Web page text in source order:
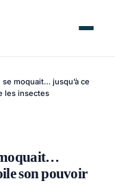
moquait… jusqu’à ce
les insectes
son pouvoir